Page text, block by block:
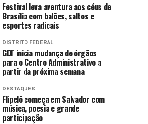
Festival leva aventura aos céus de
Brasília com balões, saltos e
esportes radicais
DISTRITO FEDERAL
GDF inicia mudança de órgãos
para o Centro Administrativo a
partir da próxima semana
DESTAQUES
Flipelô começa em Salvador com
música, poesia e grande
participação